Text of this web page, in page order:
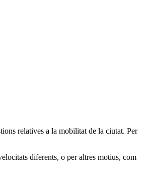
relatives a la mobilitat de la ciutat. Per
diferents, o per altres motius, com